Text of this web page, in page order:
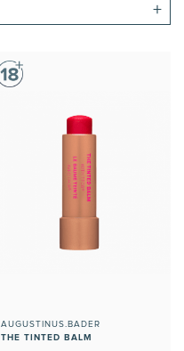
+
AUGUSTINUS.BADER
THE TINTED BALM